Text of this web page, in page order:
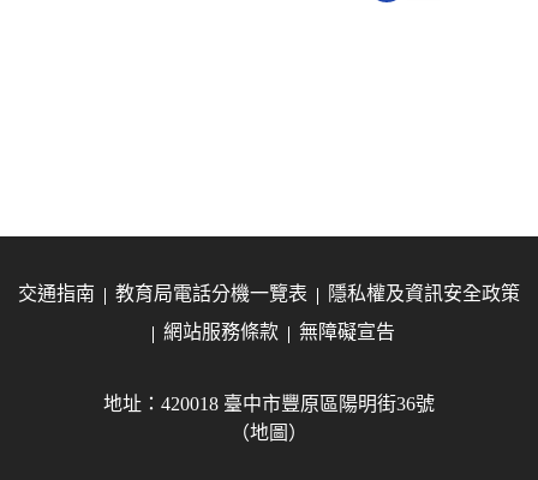
交通指南 教育局電話分機一覽表
隱私權及資訊安全政策
網站服務條款
無障礙宣告
地址：420018 臺中市豐原區陽明街36號
（地圖）